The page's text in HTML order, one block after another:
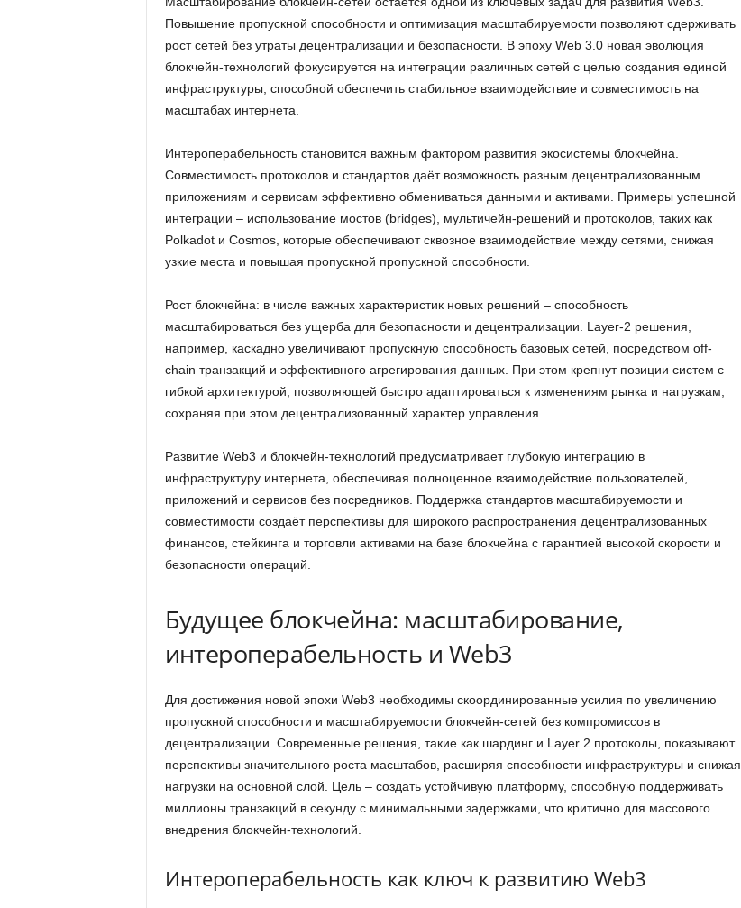
Повышение пропускной способности и оптимизация масштабируемости позволяют сдерживать
рост сетей без утраты децентрализации и безопасности. В эпоху Web 3.0 новая эволюция
блокчейн-технологий фокусируется на интеграции различных сетей с целью создания единой
инфраструктуры, способной обеспечить стабильное взаимодействие и совместимость на
масштабах интернета.
Интероперабельность становится важным фактором развития экосистемы блокчейна.
Совместимость протоколов и стандартов даёт возможность разным децентрализованным
приложениям и сервисам эффективно обмениваться данными и активами. Примеры успешной
интеграции – использование мостов (bridges), мультичейн-решений и протоколов, таких как
Polkadot и Cosmos, которые обеспечивают сквозное взаимодействие между сетями, снижая
узкие места и повышая пропускной пропускной способности.
Рост блокчейна: в числе важных характеристик новых решений – способность
масштабироваться без ущерба для безопасности и децентрализации. Layer-2 решения,
например, каскадно увеличивают пропускную способность базовых сетей, посредством off-
chain транзакций и эффективного агрегирования данных. При этом крепнут позиции систем с
гибкой архитектурой, позволяющей быстро адаптироваться к изменениям рынка и нагрузкам,
сохраняя при этом децентрализованный характер управления.
Развитие Web3 и блокчейн-технологий предусматривает глубокую интеграцию в
инфраструктуру интернета, обеспечивая полноценное взаимодействие пользователей,
приложений и сервисов без посредников. Поддержка стандартов масштабируемости и
совместимости создаёт перспективы для широкого распространения децентрализованных
финансов, стейкинга и торговли активами на базе блокчейна с гарантией высокой скорости и
безопасности операций.
Будущее блокчейна: масштабирование,
интероперабельность и Web3
Для достижения новой эпохи Web3 необходимы скоординированные усилия по увеличению
пропускной способности и масштабируемости блокчейн-сетей без компромиссов в
децентрализации. Современные решения, такие как шардинг и Layer 2 протоколы, показывают
перспективы значительного роста масштабов, расширяя способности инфраструктуры и снижая
нагрузки на основной слой. Цель – создать устойчивую платформу, способную поддерживать
миллионы транзакций в секунду с минимальными задержками, что критично для массового
внедрения блокчейн-технологий.
Интероперабельность как ключ к развитию Web3